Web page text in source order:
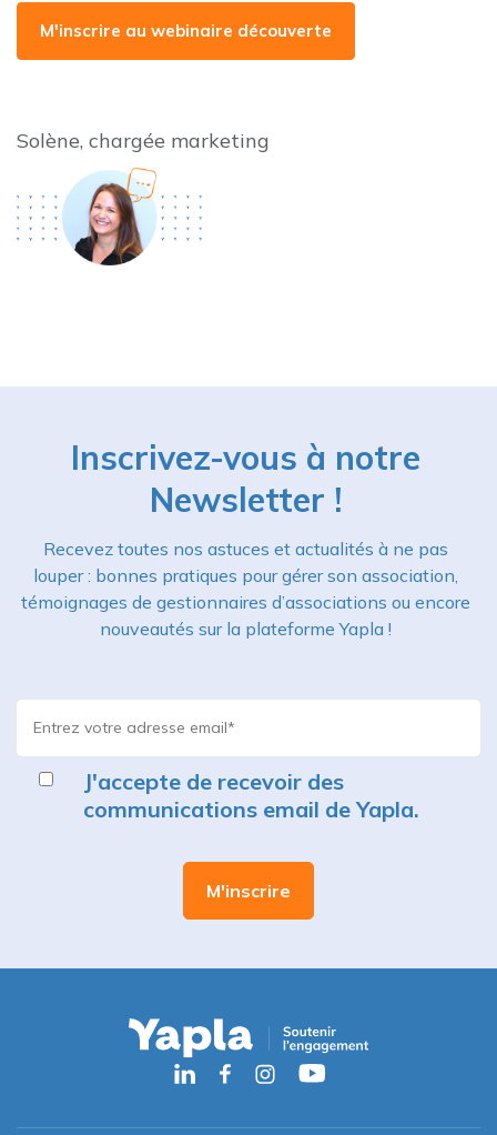
M'inscrire au webinaire découverte
Solène, chargée marketing
Inscrivez-vous à notre
Newsletter !
Recevez toutes nos astuces et actualités à ne pas
louper : bonnes pratiques pour gérer son association,
témoignages de gestionnaires d’associations ou encore
nouveautés sur la plateforme Yapla !
J'accepte de recevoir des
communications email de Yapla.